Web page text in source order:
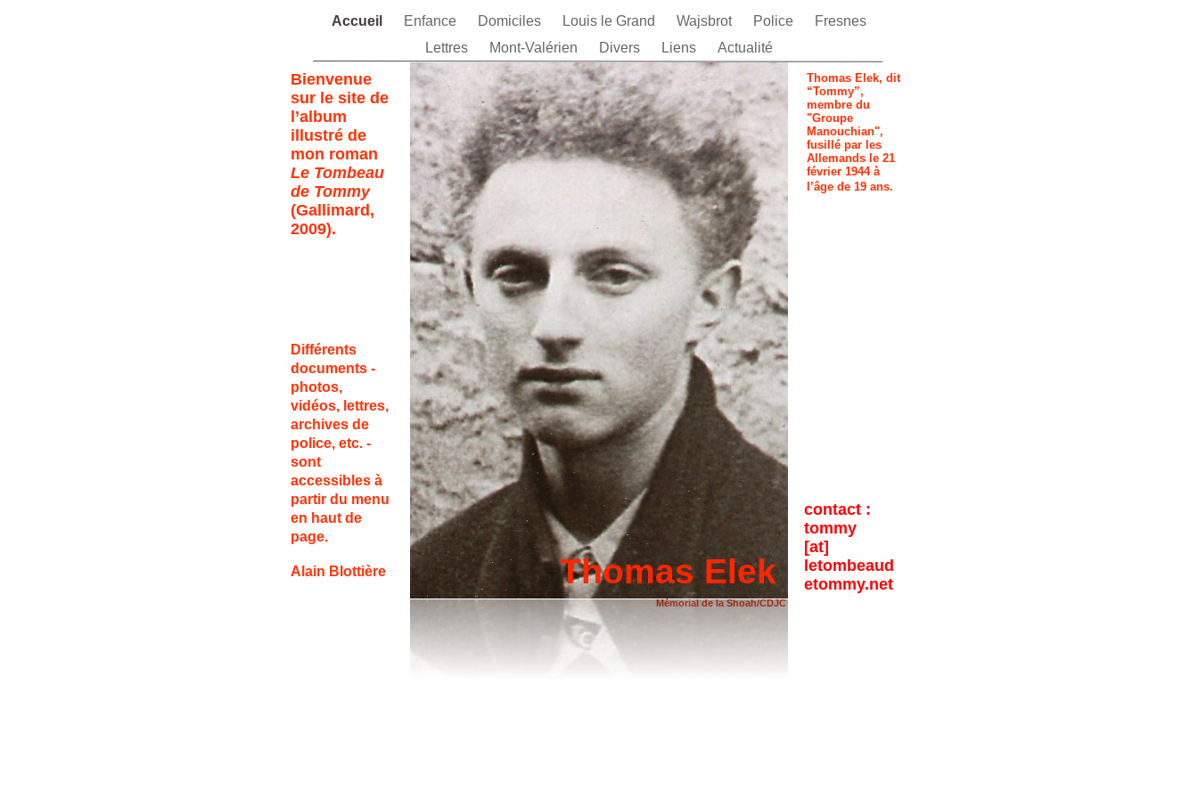
Accueil Enfance Domiciles Louis le Grand Wajsbrot Police
Fresnes
Lettres
Mont-Valérien Divers Liens Actualité
Bienvenue
sur le site de
l’album
illustré de
mon roman
Le Tombeau
de Tommy
(Gallimard,
2009).
Différents
documents -
photos,
vidéos, lettres,
archives de
police, etc. -
sont
accessibles à
partir du menu
en haut de
page.
Alain Blottière
Mémorial de la Shoah/CDJC
Thomas Elek, dit
“Tommy”,
membre du
"Groupe
Manouchian",
fusillé par les
Allemands le 21
février 1944 à
l’âge de 19 ans.
Thomas Elek
contact :
tommy
[at]
letombeaud
etommy.net